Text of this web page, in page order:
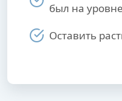
был на
Оставить